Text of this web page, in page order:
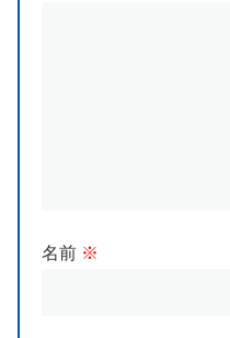
名前 ※